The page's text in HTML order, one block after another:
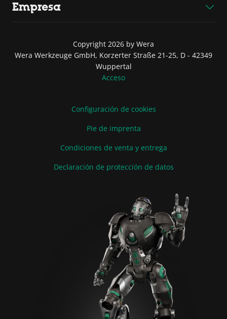
Empresa
Copyright 2026 by Wera
Wera Werkzeuge GmbH, Korzerter Straße 21-25, D - 42349
Wuppertal
Acceso
Configuración de cookies
Pie de imprenta
Condiciones de venta y entrega
Declaración de protección de datos